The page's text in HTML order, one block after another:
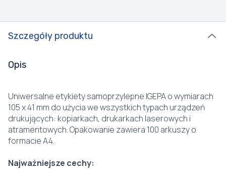
Szczegóły produktu
Opis
Uniwersalne etykiety samoprzylepne IGEPA o wymiarach
105 x 41 mm do użycia we wszystkich typach urządzeń
drukujących: kopiarkach, drukarkach laserowych i
atramentowych. Opakowanie zawiera 100 arkuszy o
formacie A4.
Najważniejsze cechy: